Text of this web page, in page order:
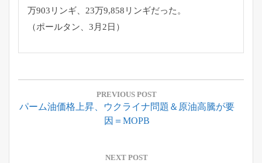
万903リンギ、23万9,858リンギだった。
（ポールタン、3月2日）
投
ナ
PREVIOUS POST
Previous
パーム油価格上昇、ウクライナ問題＆原油高騰が要
因＝MOPB
NEXT POST